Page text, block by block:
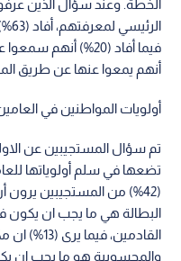
الخطة. وعند سؤال الذين
أنهم يمعوا عنها عن طريق
أولويات المواطنين في
تم سؤال المستجيبين عن
تضعها في سلم أولوياتها
(42%) من المستجيبين
البطالة هي ما يجب ان يكون
القادمين،
والمحسوبية هو ما يجب ان